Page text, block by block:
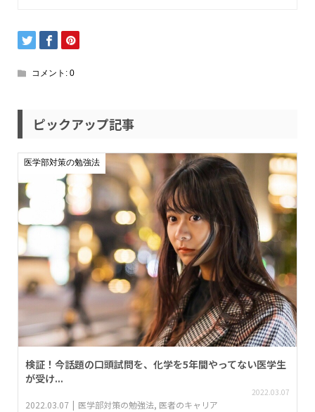
コメント: 0
ピックアップ記事
医学部対策の勉強法
検証！今話題の口頭試問を、化学を5年間やってない医学生
が受け...
2022.03.07
2022.03.07 医学部対策の勉強法, 医者のキャリア